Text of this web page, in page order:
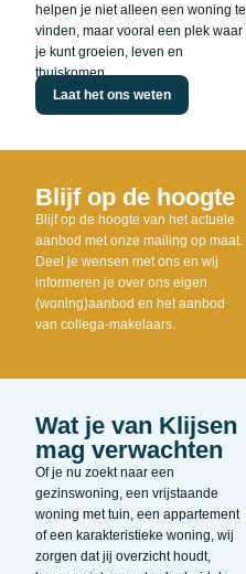
helpen je niet alleen een woning te
vinden, maar vooral een plek waar
je kunt groeien, leven en
thuiskomen.
Laat het ons weten
Blijf op de hoogte
Blijf op de hoogte van het actuele
aanbod met onze mailing op maat.
Deel je wensen met ons en wij
informeren je over ons eigen
(woning)aanbod en het aanbod
van collega-makelaars.
Wat je van Klijsen
mag verwachten
Of je nu zoekt naar een
gezinswoning, een vrijstaande
woning met tuin, een appartement
of een karakteristieke woning, wij
zorgen dat jij overzicht houdt,